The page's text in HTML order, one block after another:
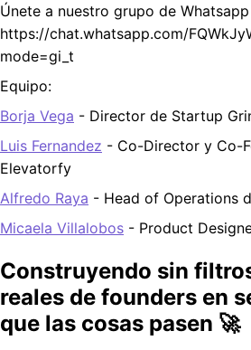
Únete a nuestro grupo de Whatsapp
https://chat.whatsapp.com/
mode=gi_t
Equipo:
Borja Vega - Director de Startup
Luis Fernandez - Co-Director y Co-
Elevatorfy
Alfredo Raya - Head of Operations
Micaela Villalobos - Product
Construyendo sin
reales de founders en
que las cosas pasen 🚀